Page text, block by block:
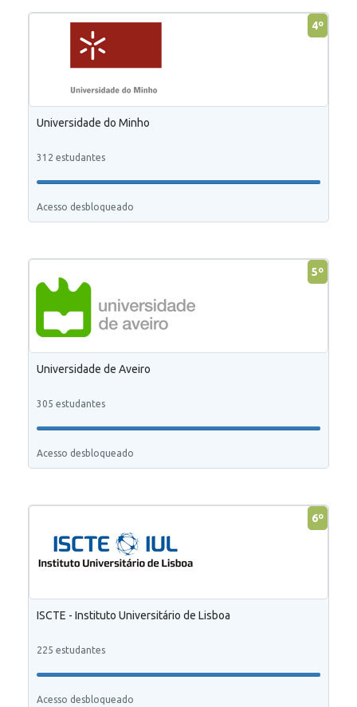
4º
Universidade do Minho
312 estudantes
Acesso desbloqueado
5º
Universidade de Aveiro
305 estudantes
Acesso desbloqueado
6º
ISCTE - Instituto Universitário de Lisboa
225 estudantes
Acesso desbloqueado